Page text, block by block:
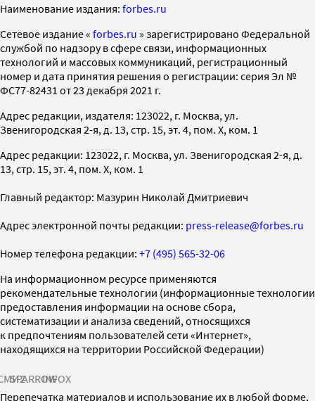
Наименование издания: forbes.ru
Cетевое издание « forbes.ru » зарегистрировано Федеральной
службой по надзору в сфере связи, информационных
технологий и массовых коммуникаций, регистрационный
номер и дата принятия решения о регистрации: серия Эл №
ФС77-82431 от 23 декабря 2021 г.
Адрес редакции, издателя: 123022, г. Москва, ул.
Звенигородская 2-я, д. 13, стр. 15, эт. 4, пом. X, ком. 1
Адрес редакции: 123022, г. Москва, ул. Звенигородская 2-я, д.
13, стр. 15, эт. 4, пом. X, ком. 1
Главный редактор: Мазурин Николай Дмитриевич
Адрес электронной почты редакции: press-release@forbes.ru
Номер телефона редакции: +7 (495) 565-32-06
На информационном ресурсе применяются
рекомендательные технологии (информационные технологии
предоставления информации на основе сбора,
систематизации и анализа сведений, относящихся
к предпочтениям пользователей сети «Интернет»,
находящихся на территории Российской Федерации)
SPARROWINFOX
Перепечатка материалов и использование их в любой форме,